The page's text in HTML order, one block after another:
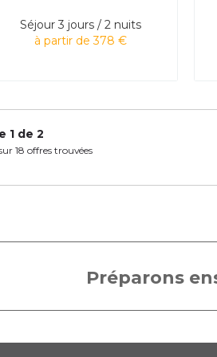
Séjour 3 jours / 2 nuits
à partir de 378 €
1 de 2
18 offres trouvées
Préparons